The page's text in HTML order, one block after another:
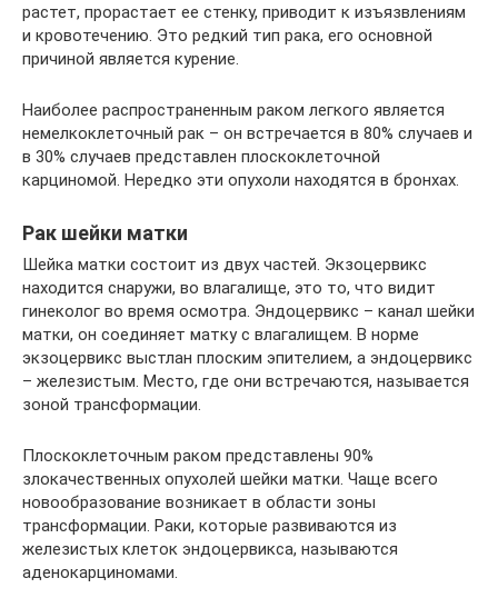
растет, прорастает ее стенку, приводит к изъязвлениям
и кровотечению. Это редкий тип рака, его основной
причиной является курение.
Наиболее распространенным раком легкого является
немелкоклеточный рак – он встречается в 80% случаев и
в 30% случаев представлен плоскоклеточной
карциномой. Нередко эти опухоли находятся в бронхах.
Рак шейки матки
Шейка матки состоит из двух частей. Экзоцервикс
находится снаружи, во влагалище, это то, что видит
гинеколог во время осмотра. Эндоцервикс – канал шейки
матки, он соединяет матку с влагалищем. В норме
экзоцервикс выстлан плоским эпителием, а эндоцервикс
– железистым. Место, где они встречаются, называется
зоной трансформации.
Плоскоклеточным раком представлены 90%
злокачественных опухолей шейки матки. Чаще всего
новообразование возникает в области зоны
трансформации. Раки, которые развиваются из
железистых клеток эндоцервикса, называются
аденокарциномами.